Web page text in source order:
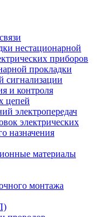
нестационарной
приборов
прокладки
сигнализации
и контроля
цепей
электропередач
электрических
назначения
материалы
монтажа